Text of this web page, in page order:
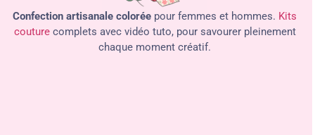
Confection artisanale colorée pour femmes et hommes. Kits
couturecomplets avec vidéo tuto, pour savourer pleinement
chaque moment créatif.